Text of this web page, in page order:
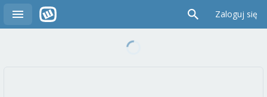
Zaloguj się